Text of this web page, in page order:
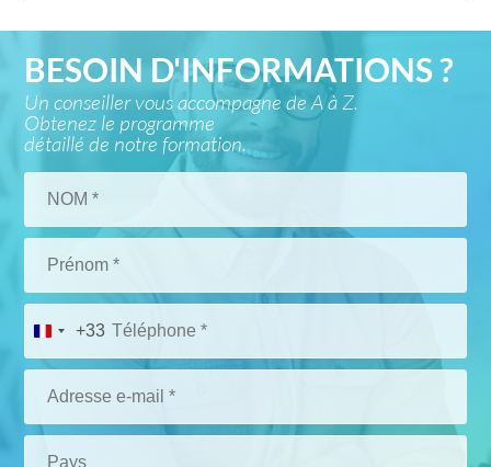
BESOIN D'INFORMATIONS ?
Un conseiller vous accompagne de A à Z.
Obtenez le programme
détaillé de notre formation.
+33